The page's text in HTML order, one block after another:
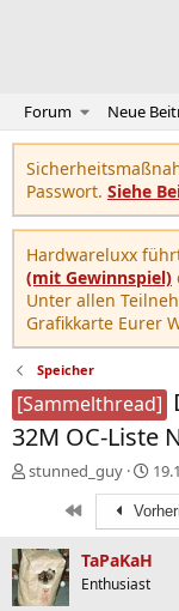
Forum Neue
Passwort. Siehe
Hardwareluxx
(mit Gewinnspiel)
Unter allen
Grafikkarte Eurer
Speicher
[Sammelthread]
32M OC-Liste
E
e
l
l
stunned_guy
E
r
s
t
Erste
TaPaKaH
Enthusiast